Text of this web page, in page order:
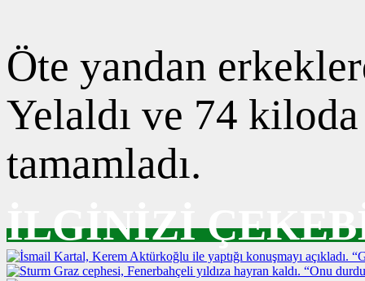
Öte yandan
Yelaldı ve 74
tamamladı.
İLGİNİZİ